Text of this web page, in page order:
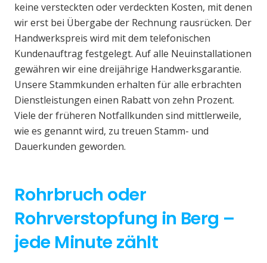
keine versteckten oder verdeckten Kosten, mit denen
wir erst bei Übergabe der Rechnung rausrücken. Der
Handwerkspreis wird mit dem telefonischen
Kundenauftrag festgelegt. Auf alle Neuinstallationen
gewähren wir eine dreijährige Handwerksgarantie.
Unsere Stammkunden erhalten für alle erbrachten
Dienstleistungen einen Rabatt von zehn Prozent.
Viele der früheren Notfallkunden sind mittlerweile,
wie es genannt wird, zu treuen Stamm- und
Dauerkunden geworden.
Rohrbruch oder
Rohrverstopfung in Berg –
jede Minute zählt